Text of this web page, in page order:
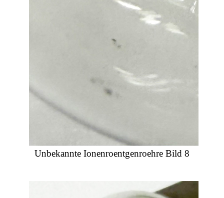
Unbekannte Ionenroentgenroehre Bild 8